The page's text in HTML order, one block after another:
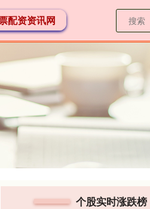
配资资讯网
个股实时涨跌榜